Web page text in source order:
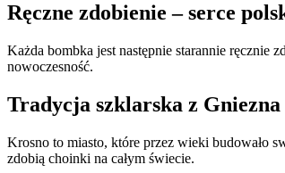
Ręczne zdobienie – serce
Każda bombka jest następnie starannie ręcznie
nowoczesność.
Tradycja szklarska z Gniezna
Krosno to miasto, które przez wieki budowało
zdobią choinki na całym świecie.